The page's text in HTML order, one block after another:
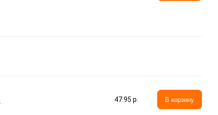
47.95 p. В корзину